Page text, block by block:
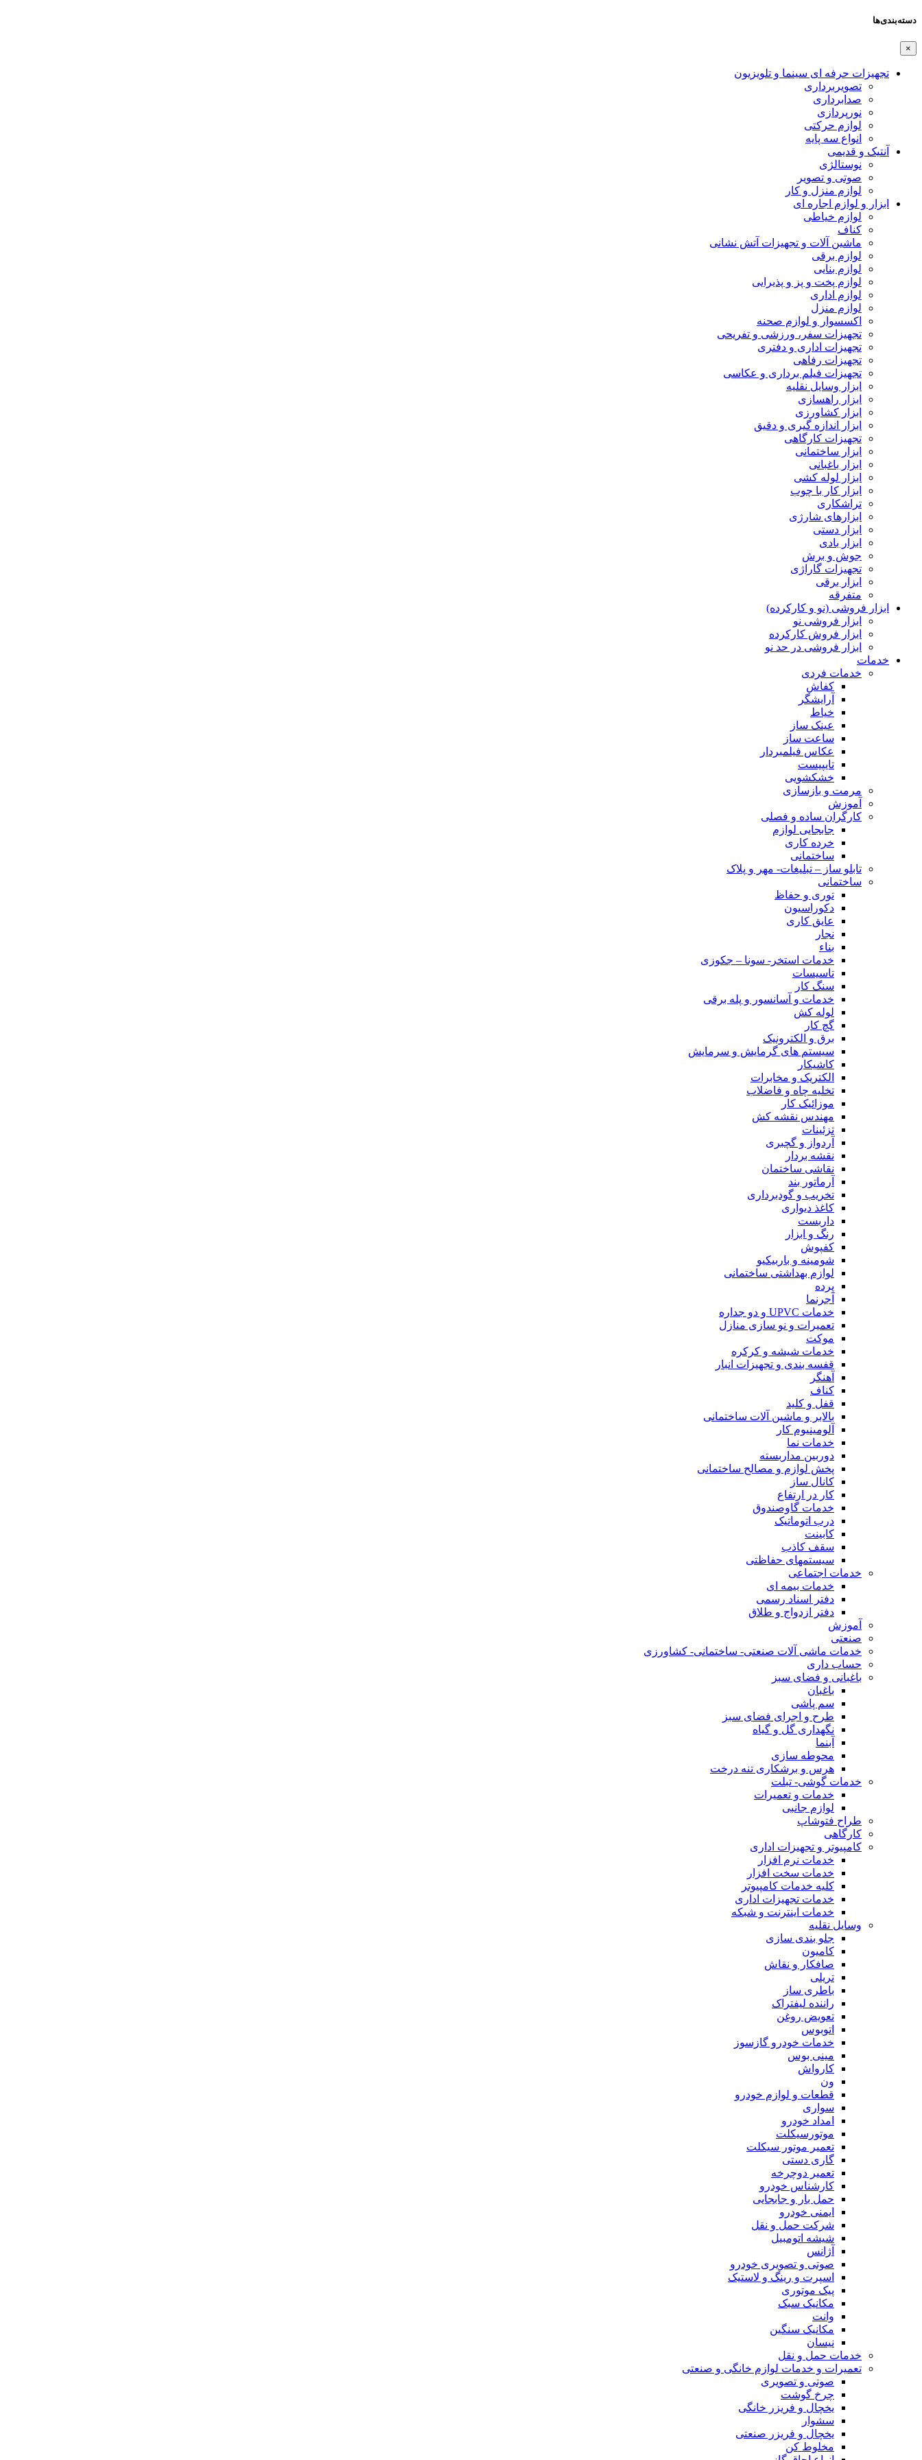
دسته‌بندی‌ها
×
تجهیزات حرفه ای سینما و تلویزیون
تصویربرداری
صدابرداری
نورپردازی
لوازم حرکتی
انواع سه پایه
آنتیک و قدیمی
نوستالژی
صوتی و تصویر
لوازم منزل و کار
ابزار و لوازم اجاره ای
لوازم خیاطی
کناف
ماشین آلات و تجهیزات آتش نشانی
لوازم برقی
لوازم بنایی
لوازم پخت و پز و پذیرایی
لوازم اداری
لوازم منزل
اکسسوار و لوازم صحنه
تجهیزات سفر، ورزشی و تفریحی
تجهیزات اداری و دفتری
تجهیزات رفاهی
تجهیزات فیلم برداری و عکاسی
ابزار وسایل نقلیه
ابزار راهسازی
ابزار کشاورزی
ابزار اندازه گیری و دقیق
تجهیزات کارگاهی
ابزار ساختمانی
ابزار باغبانی
ابزار لوله کشی
ابزار کار با چوب
تراشکاری
ابزارهای شارژی
ابزار دستی
ابزار بادی
جوش و برش
تجهیزات گاراژی
ابزار برقی
متفرقه
ابزار فروشی (نو و کارکرده)
ابزار فروشی نو
ابزار فروش کارکرده
ابزار فروشی در حد نو
خدمات
خدمات فردی
کفاش
آرایشگر
خیاط
عینک ساز
ساعت ساز
عکاس فیلمبردار
تایپیست
خشکشویی
مرمت و بازسازی
آموزش
کارگران ساده و فصلی
جابجایی لوازم
خرده کاری
ساختمانی
تابلو ساز – تبلیغات- مهر و پلاک
ساختمانی
توری و حفاظ
دکوراسیون
عایق کاری
نجار
بناء
خدمات استخر- سونا – جکوزی
تاسیسات
سنگ کار
خدمات و آسانسور و پله برقی
لوله کش
گچ کار
برق و الکترونیک
سیستم های گرمایش و سرمایش
کاشیکار
الکتریک و مخابرات
تخلیه چاه و فاضلاب
موزائیک کار
مهندس نقشه کش
تزئینات
آردواز و گچبری
نقشه بردار
نقاشی ساختمان
آرماتور بند
تخریب و گودبرداری
کاغذ دیواری
داربست
رنگ و ابزار
کفپوش
شومینه و باربیکیو
لوازم بهداشتی ساختمانی
پرده
آجرنما
خدمات UPVC و دو جداره
تعمیرات و نو سازی منازل
موکت
خدمات شیشه و کرکره
قفسه بندی و تجهیزات انبار
آهنگر
کناف
قفل و کلید
بالابر و ماشین آلات ساختمانی
آلومینیوم کار
خدمات نما
دوربین مداربسته
پخش لوازم و مصالح ساختمانی
کانال ساز
کار در ارتفاع
خدمات گاوصندوق
درب اتوماتیک
کابینت
سقف کاذب
سیستمهای حفاظتی
خدمات اجتماعی
خدمات بیمه ای
دفتر اسناد رسمی
دفتر ازدواج و طلاق
آموزش
صنعتی
خدمات ماشی آلات صنعتی- ساختمانی- کشاورزی
حساب داری
باغبانی و فضای سبز
باغبان
سم پاشی
طرح و اجرای فضای سبز
نگهداری گل و گیاه
آبنما
محوطه سازی
هرس و برشکاری تنه درخت
خدمات گوشی- تبلت
خدمات و تعمیرات
لوازم جانبی
طراح فتوشاپ
کارگاهی
کامپیوتر و تجهیزات اداری
خدمات نرم افزار
خدمات سخت افزار
کلیه خدمات کامپیوتر
خدمات تجهیزات اداری
خدمات اینترنت و شبکه
وسایل نقلیه
جلو بندی سازی
کامیون
صافکار و نقاش
تریلی
باطری ساز
راننده لیفتراک
تعویض روغن
اتوبوس
خدمات خودرو گازسوز
مینی بوس
کارواش
ون
قطعات و لوازم خودرو
سواری
امداد خودرو
موتورسیکلت
تعمیر موتور سیکلت
گاری دستی
تعمیر دوچرخه
کارشناس خودرو
حمل بار و جابجایی
ایمنی خودرو
شرکت حمل و نقل
شیشه اتومبیل
آژانس
صوتی و تصویری خودرو
اسپرت و رینگ و لاستیک
پیک موتوری
مکانیک سبک
وانت
مکانیک سنگین
نیسان
خدمات حمل و نقل
تعمیرات و خدمات لوازم خانگی و صنعتی
صوتی و تصویری
چرخ گوشت
یخچال و فریزر خانگی
سشوار
یخچال و فریزر صنعتی
مخلوط کن